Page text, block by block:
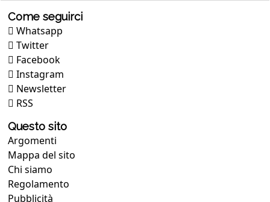
Come seguirci
Whatsapp
Twitter
Facebook
Instagram
Newsletter
RSS
Questo sito
Argomenti
Mappa del sito
Chi siamo
Regolamento
Pubblicità